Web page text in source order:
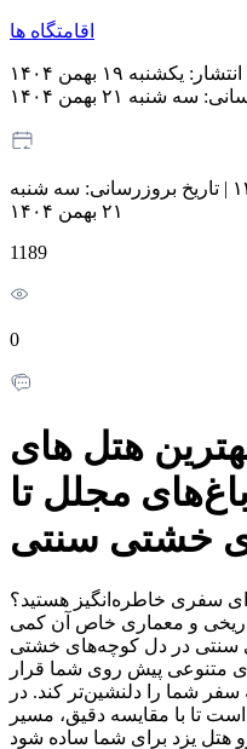
اقامتگاه ها
انتشار: یکشنبه ۱۹ بهمن ۱۴۰۴
سه شنبه ۲۱ بهمن ۱۴۰۴
| تاریخ بروزرسانی: سه شنبه
۲۱ بهمن ۱۴۰۴
1189
0
هتل های
مجلل تا
خشتی سنتی
سفری خاطره‌انگیز هستید؟
تاریخی و معماری خاص آن کمی
سنتی در دل کوچه‌های خشتی
متنوعی پیش روی شما قرار
شما را دلنشین‌تر کند. در
۲۴ تلاش شده است تا با مقایسه دقیق، مسیر